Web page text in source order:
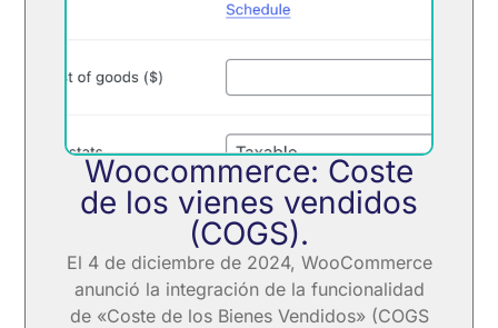
Woocommerce: Coste
de los vienes vendidos
(COGS).
El 4 de diciembre de 2024, WooCommerce
anunció la integración de la funcionalidad
de «Coste de los Bienes Vendidos» (COGS